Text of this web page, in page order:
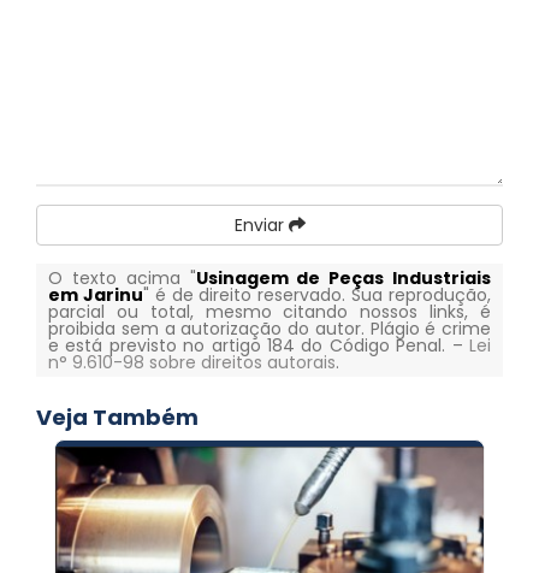
Enviar
O texto acima "Usinagem de Peças Industriais
em Jarinu" é de direito reservado. Sua reprodução,
parcial ou total, mesmo citando nossos links, é
proibida sem a autorização do autor. Plágio é crime
e está previsto no artigo 184 do Código Penal. – Lei
n° 9.610-98 sobre direitos autorais.
Veja Também